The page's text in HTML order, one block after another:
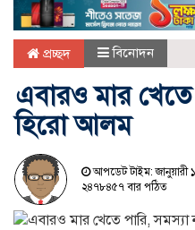
প্রচ্ছদ বিনোদন
এবারও মার
হিরো আলম
আপডেট টাইম: জানুয়ারী
২৪৭৮৪৫৭ বার পঠিত